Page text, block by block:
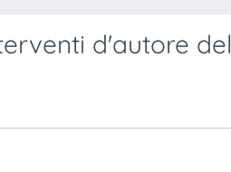
d'autore